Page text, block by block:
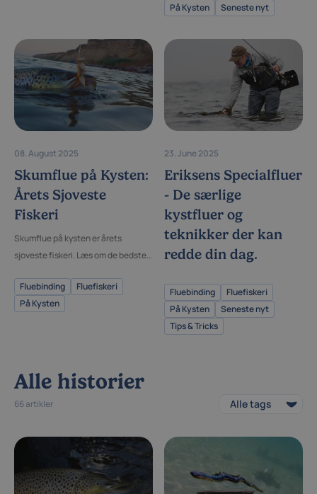
kystflue, der svæver vægtløst i
kræsne havørreder til hug.
På Kysten
Seneste nyt
08. August 2025
Skumflue på Kysten:
Årets Sjoveste
Fiskeri
Skumflue på kysten er årets
sjoveste fiskeri. Læs om de bedste
kystens havørreder.
Fluebinding
Fluefiskeri
På Kysten
23. June 2025
Eriksens Specialfluer
- De særlige
kystfluer og
teknikker der kan
redde din dag.
Fluebinding
Fluefiskeri
På Kysten
Seneste nyt
Tips & Tricks
Alle historier
66 artikler